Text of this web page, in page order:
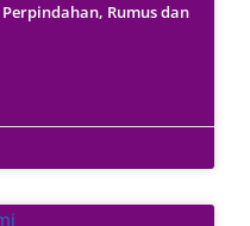
Rumus dan